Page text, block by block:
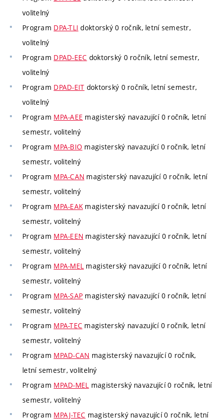
volitelný
Program DPA-TLI doktorský 0 ročník, letní semestr,
volitelný
Program DPAD-EEC doktorský 0 ročník, letní semestr,
volitelný
Program DPAD-EIT doktorský 0 ročník, letní semestr,
volitelný
Program MPA-AEE magisterský navazující 0 ročník, letní
semestr, volitelný
Program MPA-BIO magisterský navazující 0 ročník, letní
semestr, volitelný
Program MPA-CAN magisterský navazující 0 ročník, letní
semestr, volitelný
Program MPA-EAK magisterský navazující 0 ročník, letní
semestr, volitelný
Program MPA-EEN magisterský navazující 0 ročník, letní
semestr, volitelný
Program MPA-MEL magisterský navazující 0 ročník, letní
semestr, volitelný
Program MPA-SAP magisterský navazující 0 ročník, letní
semestr, volitelný
Program MPA-TEC magisterský navazující 0 ročník, letní
semestr, volitelný
Program MPAD-CAN magisterský navazující 0 ročník,
letní semestr, volitelný
Program MPAD-MEL magisterský navazující 0 ročník, letní
semestr, volitelný
Program MPAJ-TEC magisterský navazující 0 ročník, letní